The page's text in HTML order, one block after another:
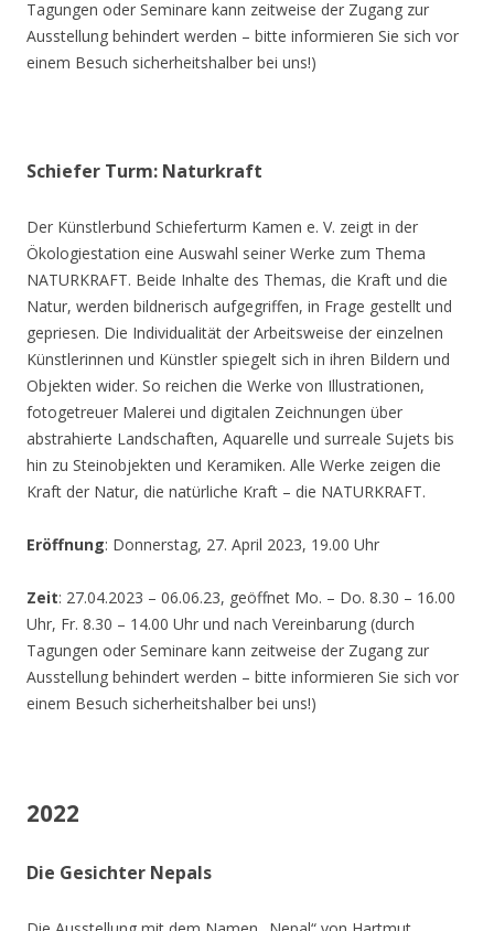
Tagungen oder Seminare kann zeitweise der Zugang zur
Ausstellung behindert werden – bitte informieren Sie sich vor
einem Besuch sicherheitshalber bei uns!)
Schiefer Turm: Naturkraft
Der Künstlerbund Schieferturm Kamen e. V. zeigt in der
Ökologiestation eine Auswahl seiner Werke zum Thema
NATURKRAFT. Beide Inhalte des Themas, die Kraft und die
Natur, werden bildnerisch aufgegriffen, in Frage gestellt und
gepriesen. Die Individualität der Arbeitsweise der einzelnen
Künstlerinnen und Künstler spiegelt sich in ihren Bildern und
Objekten wider. So reichen die Werke von Illustrationen,
fotogetreuer Malerei und digitalen Zeichnungen über
abstrahierte Landschaften, Aquarelle und surreale Sujets bis
hin zu Steinobjekten und Keramiken. Alle Werke zeigen die
Kraft der Natur, die natürliche Kraft – die NATURKRAFT.
Eröffnung: Donnerstag, 27. April 2023, 19.00 Uhr
Zeit: 27.04.2023 – 06.06.23, geöffnet Mo. – Do. 8.30 – 16.00
Uhr, Fr. 8.30 – 14.00 Uhr und nach Vereinbarung (durch
Tagungen oder Seminare kann zeitweise der Zugang zur
Ausstellung behindert werden – bitte informieren Sie sich vor
einem Besuch sicherheitshalber bei uns!)
2022
Die Gesichter Nepals